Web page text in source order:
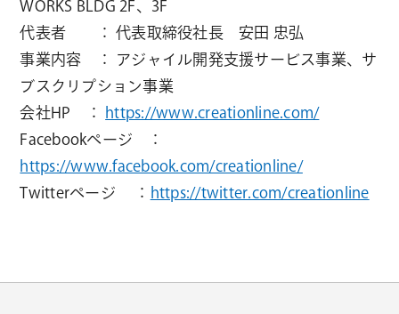
WORKS BLDG 2F、3F
代表者 ： 代表取締役社長 安田 忠弘
事業内容 ： アジャイル開発支援サービス事業、サ
ブスクリプション事業
会社HP ：
https://www.creationline.com/
Facebookページ ：
https://www.facebook.com/creationline/
Twitterページ ： https://twitter.com/creationline